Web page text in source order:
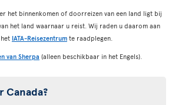
het binnenkomen of doorreizen van een land ligt bij
het land waarnaar u reist. Wij raden u daarom aan
IATA-Reisezentrum te raadplegen.
van Sherpa (alleen beschikbaar in het Engels).
Canada?